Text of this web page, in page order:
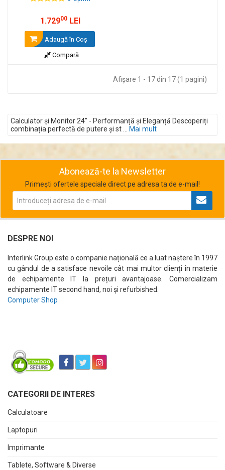
mouse OptimX Pro KM500
1.72900 LEI
Adaugă în Coş
Compară
Afişare 1 - 17 din 17 (1 pagini)
Calculator și Monitor 24" - Performanță și Eleganță Descoperiți
combinația perfectă de putere și st ... Mai mult
Abonează-te la Newsletter
Primești ofertele speciale direct pe adresa ta de e-mail!
DESPRE NOI
Interlink Group este o companie națională ce a luat naștere în 1997
cu gândul de a satisface nevoile cât mai multor clienți în materie
de echipamente IT la prețuri avantajoase. Comercializam
echipamente IT second hand, noi și refurbished.
Computer Shop
CATEGORII DE INTERES
Calculatoare
Laptopuri
Imprimante
Tablete, Software & Diverse